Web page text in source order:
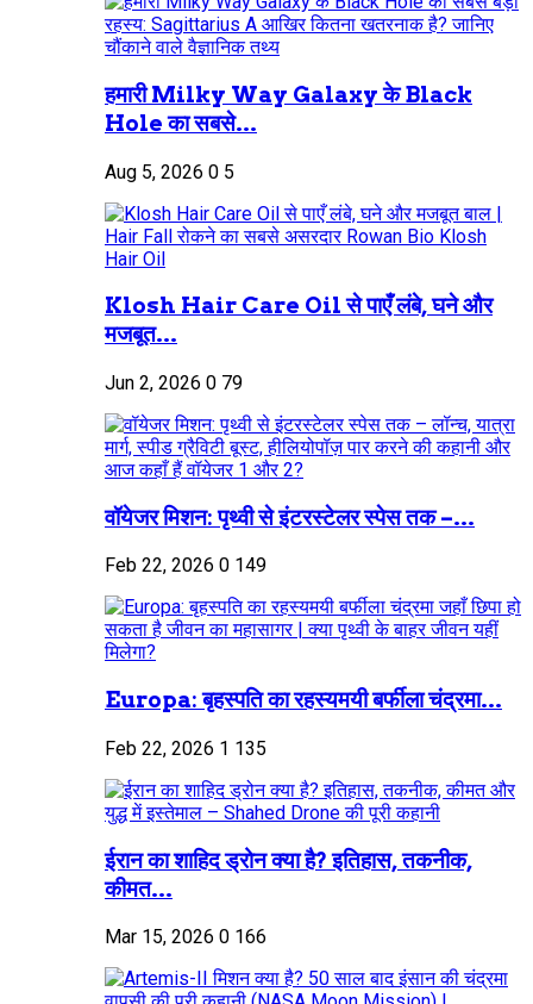
हमारी Milky Way Galaxy के Black
Hole का सबसे...
Aug 5, 2026 0 5
Klosh Hair Care Oil से पाएँ लंबे, घने और
मजबूत...
Jun 2, 2026 0 79
वॉयेजर मिशन: पृथ्वी से इंटरस्टेलर स्पेस तक –...
Feb 22, 2026 0 149
Europa: बृहस्पति का रहस्यमयी बर्फीला चंद्रमा...
Feb 22, 2026 1 135
ईरान का शाहिद ड्रोन क्या है? इतिहास, तकनीक,
कीमत...
Mar 15, 2026 0 166